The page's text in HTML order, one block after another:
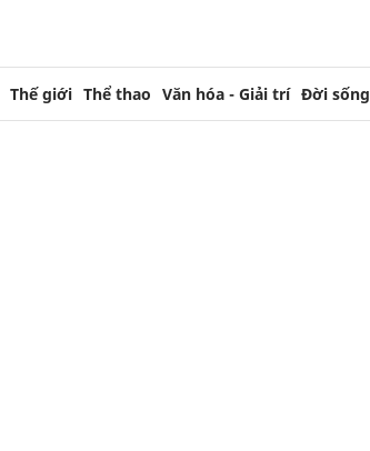
Thế giới Thể thao Văn hóa - Giải trí Đời sống